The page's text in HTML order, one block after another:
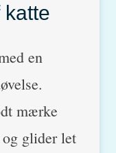
en
mærke
glider let